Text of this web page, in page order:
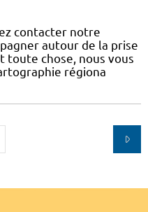
contacter notre
autour de la prise
toute chose, nous vous
régiona